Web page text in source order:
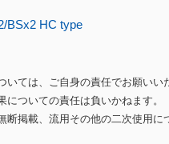
BSx2 HC type
ては、ご自身の責任でお願いい
ついての責任は負いかねます。
掲載、流用その他の二次使用に